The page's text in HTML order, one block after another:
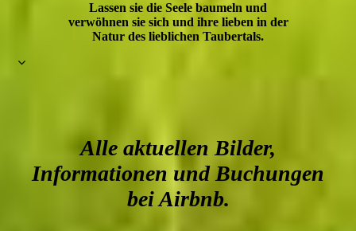
Lassen sie die Seele baumeln und
verwöhnen sie sich und ihre lieben in der
Natur des lieblichen Taubertals.
Alle aktuellen Bilder,
Informationen und Buchungen
bei Airbnb.